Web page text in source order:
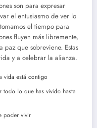
son para expresar
el entusiasmo de ver lo
el tiempo para
fluyen más libremente,
paz que sobreviene. Estas
y a celebrar la alianza.
vida está contigo
todo lo que has vivido hasta
poder vivir